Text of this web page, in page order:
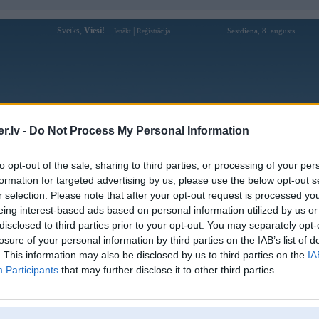
- Do Not Process My Personal Information
opt-out of the sale, sharing to third parties, or processing of your
for targeted advertising by us, please use the below opt-out
selection. Please note that after your opt-out request is processed
interest-based ads based on personal information utilized by us
to third parties prior to your opt-out. You may separately
of your personal information by third parties on the IAB’s list of
This information may also be disclosed by us to third parties on the
Participants that may further disclose it to other third parties.
Sveiks, Viesi! Ienākt Reģistrācija Sestdiena, 8. augusts
Forums Galerijas Reģistrācija Lietotāji
Lietotāja vic88rest profils
Lietotājvārds:
vic88rest
Nodarbošanās:
vic88
Ziņojumi forumā:
0
[Pēdējie ziņojumi forumā]